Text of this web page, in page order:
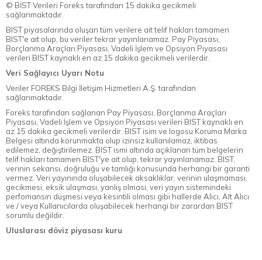
© BİST Verileri Foreks tarafından 15 dakika gecikmeli
sağlanmaktadır.
BIST piyasalarında oluşan tüm verilere ait telif hakları tamamen
BIST'e ait olup, bu veriler tekrar yayınlanamaz. Pay Piyasası,
Borçlanma Araçları Piyasası, Vadeli İşlem ve Opsiyon Piyasası
verileri BIST kaynaklı en az 15 dakika gecikmeli verilerdir.
Veri Sağlayıcı Uyarı Notu
Veriler FOREKS Bilgi İletişim Hizmetleri A.Ş. tarafından
sağlanmaktadır.
Foreks tarafından sağlanan Pay Piyasası, Borçlanma Araçları
Piyasası, Vadeli İşlem ve Opsiyon Piyasası verileri BIST kaynaklı en
az 15 dakika gecikmeli verilerdir. BIST isim ve logosu Koruma Marka
Belgesi altında korunmakta olup izinsiz kullanılamaz, iktibas
edilemez, değiştirilemez. BIST ismi altında açıklanan tüm belgelerin
telif hakları tamamen BIST'ye ait olup, tekrar yayınlanamaz. BIST,
verinin sekansı, doğruluğu ve tamlığı konusunda herhangi bir garanti
vermez. Veri yayınında oluşabilecek aksaklıklar, verinin ulaşmaması,
gecikmesi, eksik ulaşması, yanlış olması, veri yayın sistemindeki
perfomansın düşmesi veya kesintili olması gibi hallerde Alıcı, Alt Alıcı
ve / veya Kullanıcılarda oluşabilecek herhangi bir zarardan BIST
sorumlu değildir.
Uluslarası döviz piyasası kuru